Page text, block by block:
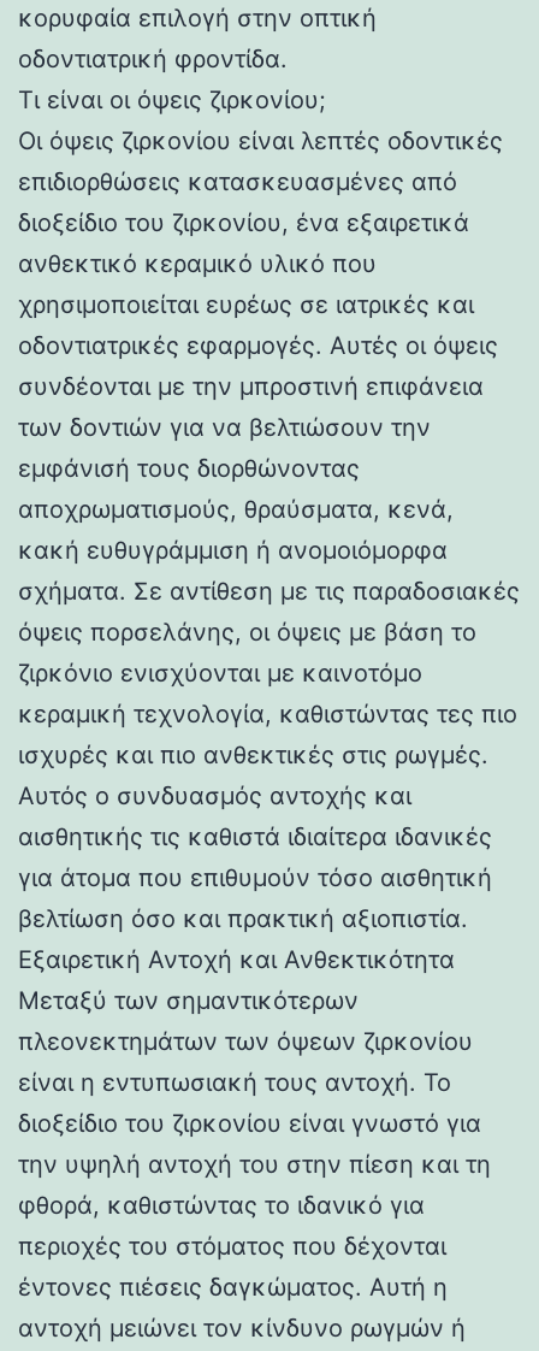
κορυφαία επιλογή στην οπτική
οδοντιατρική φροντίδα.
Τι είναι οι όψεις ζιρκονίου;
Οι όψεις ζιρκονίου είναι λεπτές οδοντικές
επιδιορθώσεις κατασκευασμένες από
διοξείδιο του ζιρκονίου, ένα εξαιρετικά
ανθεκτικό κεραμικό υλικό που
χρησιμοποιείται ευρέως σε ιατρικές και
οδοντιατρικές εφαρμογές. Αυτές οι όψεις
συνδέονται με την μπροστινή επιφάνεια
των δοντιών για να βελτιώσουν την
εμφάνισή τους διορθώνοντας
αποχρωματισμούς, θραύσματα, κενά,
κακή ευθυγράμμιση ή ανομοιόμορφα
σχήματα. Σε αντίθεση με τις παραδοσιακές
όψεις πορσελάνης, οι όψεις με βάση το
ζιρκόνιο ενισχύονται με καινοτόμο
κεραμική τεχνολογία, καθιστώντας τες πιο
ισχυρές και πιο ανθεκτικές στις ρωγμές.
Αυτός ο συνδυασμός αντοχής και
αισθητικής τις καθιστά ιδιαίτερα ιδανικές
για άτομα που επιθυμούν τόσο αισθητική
βελτίωση όσο και πρακτική αξιοπιστία.
Εξαιρετική Αντοχή και Ανθεκτικότητα
Μεταξύ των σημαντικότερων
πλεονεκτημάτων των όψεων ζιρκονίου
είναι η εντυπωσιακή τους αντοχή. Το
διοξείδιο του ζιρκονίου είναι γνωστό για
την υψηλή αντοχή του στην πίεση και τη
φθορά, καθιστώντας το ιδανικό για
περιοχές του στόματος που δέχονται
έντονες πιέσεις δαγκώματος. Αυτή η
αντοχή μειώνει τον κίνδυνο ρωγμών ή